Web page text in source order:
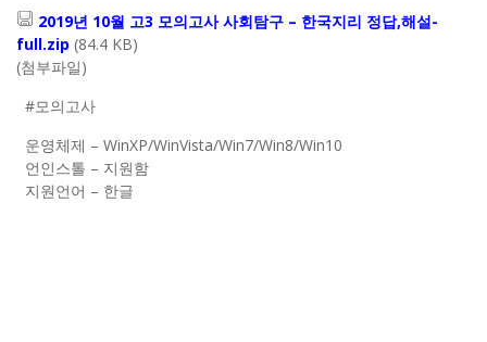
2019년 10월 고3 모의고사 사회탐구 – 한국지리 정답,해설-
full.zip (84.4 KB)
(첨부파일)
#모의고사
운영체제 – WinXP/WinVista/Win7/Win8/Win10
언인스톨 – 지원함
지원언어 – 한글